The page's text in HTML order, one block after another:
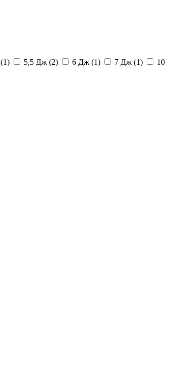
(1) 5,5 Дж (2) 6 Дж (1) 7 Дж (1)
10